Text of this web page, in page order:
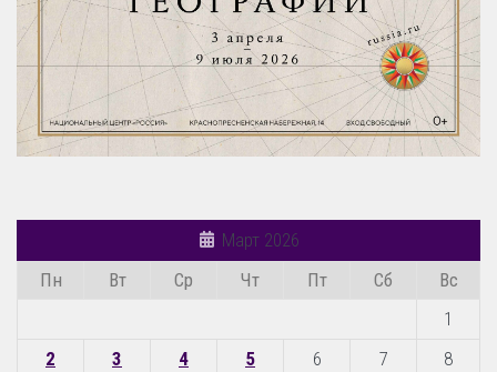
Март 2026
Пн
Вт Ср Чт Пт Сб
Вс
1
2
3 4 5 6 7
8